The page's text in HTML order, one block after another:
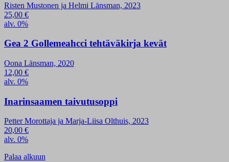
Risten Mustonen ja Helmi Länsman, 2023
25,00 €
alv. 0%
Gea 2 Gollemeahcci tehtäväkirja kevät
Oona Länsman, 2020
12,00 €
alv. 0%
Inarinsaamen taivutusoppi
Petter Morottaja ja Marja-Liisa Olthuis, 2023
20,00 €
alv. 0%
Palaa alkuun